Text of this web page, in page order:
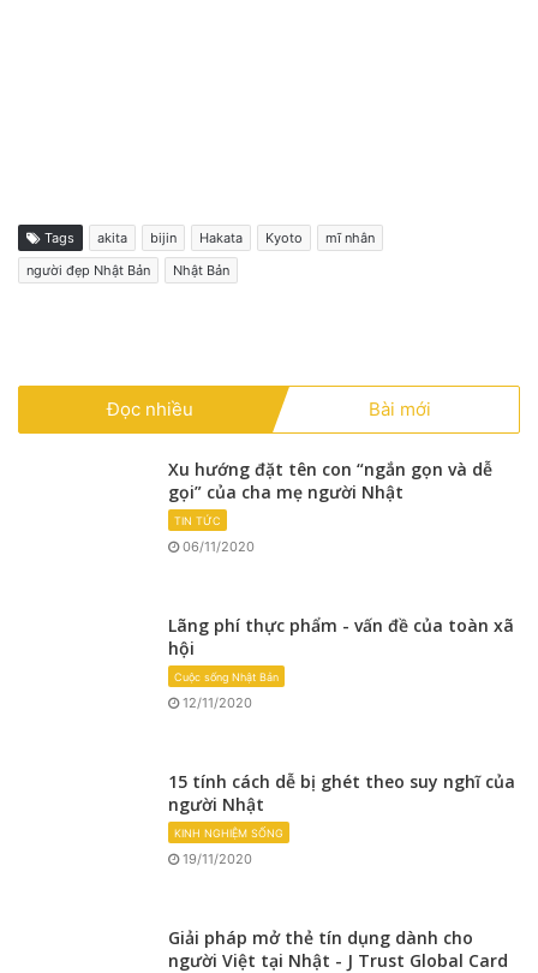
Tags akita bijin Hakata Kyoto
mĩ nhân
người đẹp Nhật Bản
Nhật Bản
Đọc nhiều Bài mới
Xu hướng đặt tên con “ngắn gọn và dễ
gọi” của cha mẹ người Nhật
TIN TỨC
06/11/2020
Lãng phí thực phẩm - vấn đề của toàn xã
hội
Cuộc sống Nhật Bản
12/11/2020
15 tính cách dễ bị ghét theo suy nghĩ của
người Nhật
KINH NGHIỆM SỐNG
19/11/2020
Giải pháp mở thẻ tín dụng dành cho
người Việt tại Nhật - J Trust Global Card